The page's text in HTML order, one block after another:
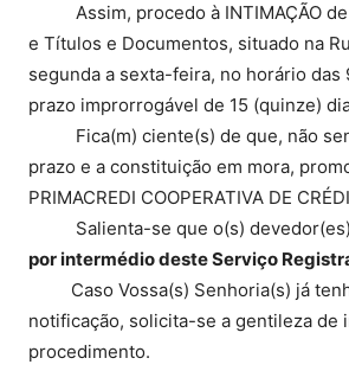
Assim, procedo à INTIMAÇÃO de
e Títulos e Documentos, situado na
segunda a sexta-feira, no horário
prazo improrrogável de 15 (quinze)
Fica(m) ciente(s) de que, não
prazo e a constituição em mora,
PRIMACREDI COOPERATIVA DE
Salienta-se que o(s) devedor(es)
por intermédio deste Serviço
Caso Vossa(s) Senhoria(s) já
notificação, solicita-se a gentileza de
procedimento.